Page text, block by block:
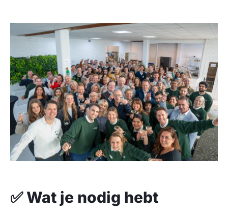
✅ Wat je nodig hebt